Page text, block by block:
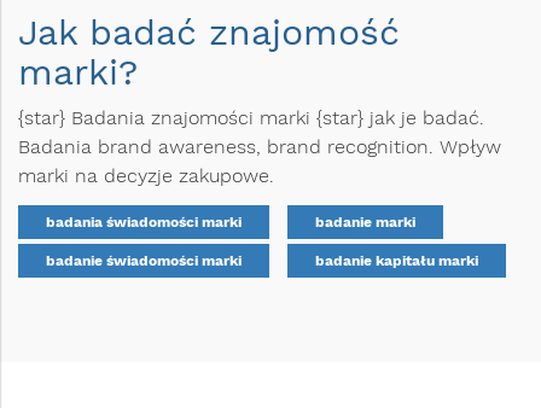
Jak badać znajomość
marki?
{star} Badania znajomości marki {star} jak je badać.
Badania brand awareness, brand recognition. Wpływ
marki na decyzje zakupowe.
badania świadomości marki badanie marki
badanie świadomości marki badanie kapitału marki